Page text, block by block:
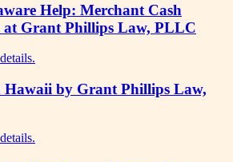
Help: Merchant Cash
at Grant Phillips Law, PLLC
Hawaii by Grant Phillips Law,